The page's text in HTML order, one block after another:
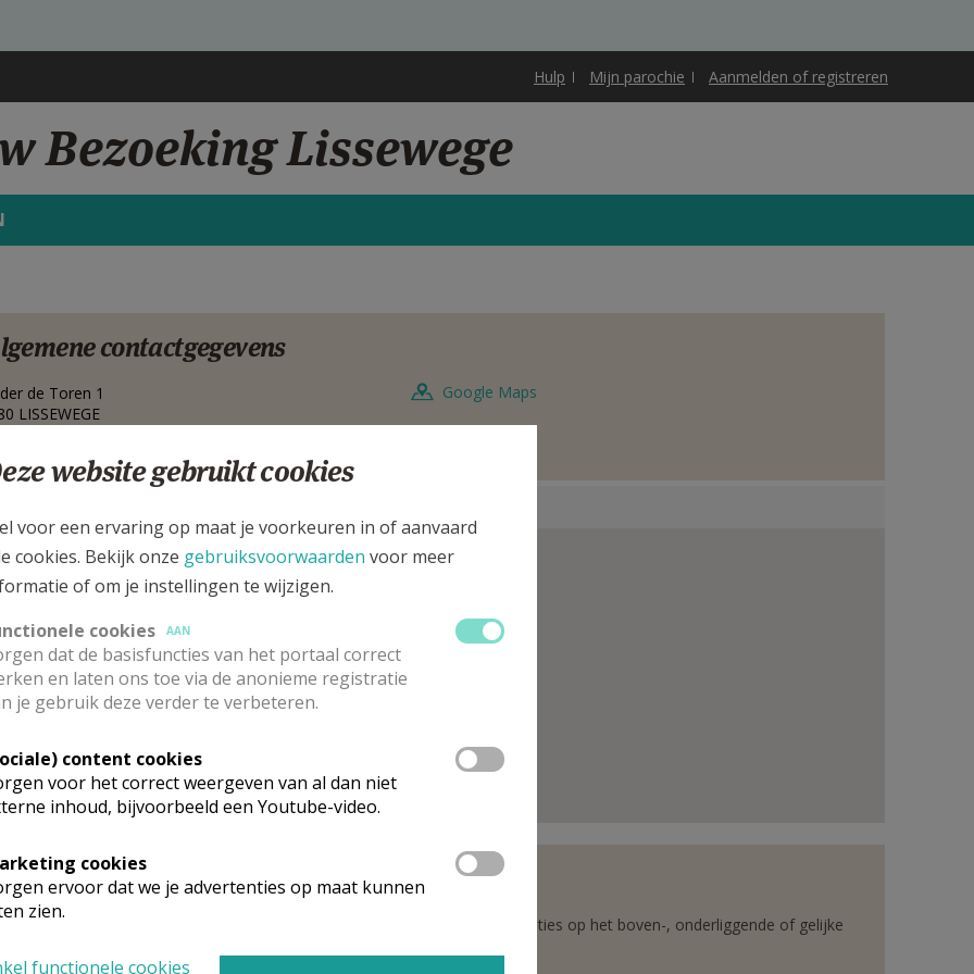
Hulp Mijn parochie Aanmelden of registreren
Bezoeking Lissewege
contactgegevens
de Toren 1
LISSEWEGE
Google Maps
Toren 1, 8380 LISSEWEGE
wat je zocht? Hier vind je links naar de gegevens van andere organisaties op het boven-, onderliggende of gelijke
website gebruikt cookies
voor een ervaring op maat je voorkeuren in of aanvaard
cookies. Bekijk onze gebruiksvoorwaarden voor meer
of om je instellingen te wijzigen.
cookies
AAN
dat de basisfuncties van het portaal correct
en laten ons toe via de anonieme registratie
je gebruik deze verder te verbeteren.
content cookies
voor het correct weergeven van al dan niet
inhoud, bijvoorbeeld een Youtube-video.
cookies
ervoor dat we je advertenties op maat kunnen
zien.
functionele cookies